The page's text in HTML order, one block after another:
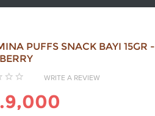
PUFFS SNACK BAYI 15GR -
WRITE A REVIEW